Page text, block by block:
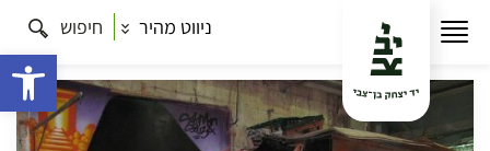
ניווט מהיר חיפוש
סיור גרפיטי ואומנות במרכז העיר